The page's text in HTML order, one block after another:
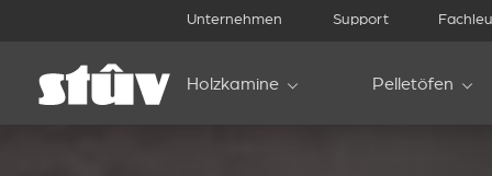
Unternehmen Support
Holzkamine Pelletöfen